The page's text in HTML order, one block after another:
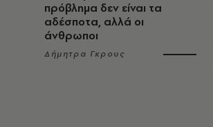
πρόβλημα δεν είναι τα
αδέσποτα, αλλά οι
άνθρωποι
Δήμητρα Γκρους